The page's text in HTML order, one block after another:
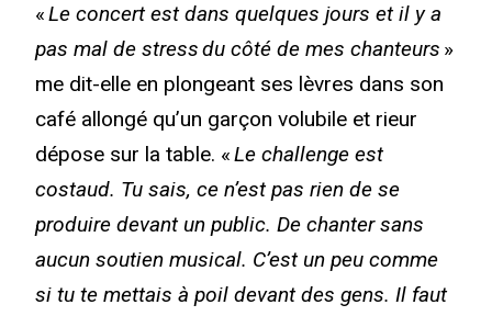
«Le concert est dans quelques jours et il y a
pas mal de stress du côté de mes chanteurs »
me dit-elle en plongeant ses lèvres dans son
café allongé qu’un garçon volubile et rieur
dépose sur la table. «Le challenge est
costaud. Tu sais, ce n’est pas rien de se
produire devant un public. De chanter sans
aucun soutien musical. C’est un peu comme
si tu te mettais à poil devant des gens. Il faut